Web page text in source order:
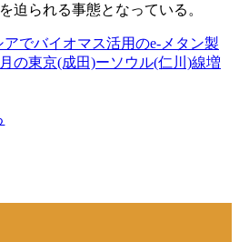
迫られる事態となっている。
でバイオマス活用のe-メタン製
の東京(成田)ーソウル(仁川)線増